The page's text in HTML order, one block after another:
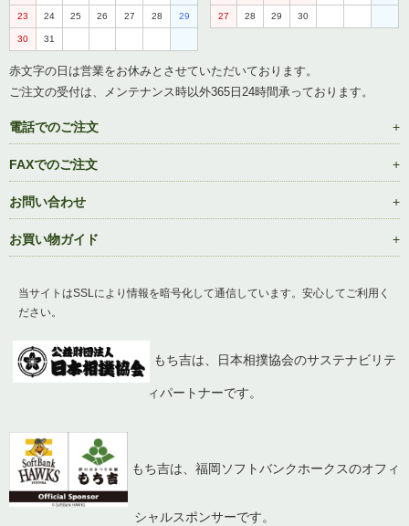
23 24 25 26 27 28 29
30 31
27 28 29 30
赤文字の日は営業をお休みとさせていただいております。
ご注文の受付は、メンテナンス時以外365日24時間承っております。
電話でのご注文
FAXでのご注文
お問い合わせ
お買い物ガイド
当サイトはSSLにより情報を暗号化して通信しています。安心してご利用く
ださい。
もち吉は、日本相撲協会のサステナビリテ
ィパートナーです。
もち吉は、福岡ソフトバンクホークスのオフィ
シャルスポンサーです。